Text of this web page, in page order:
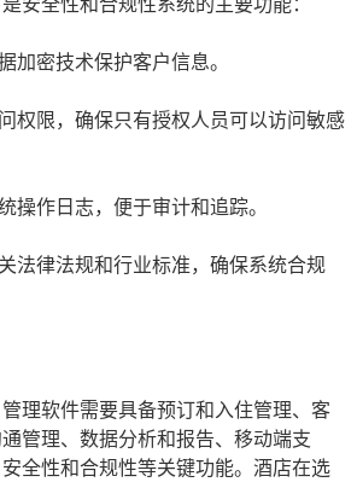
加密技术保护客户信息。
权限，确保只有授权人员可以访问敏感
操作日志，便于审计和追踪。
法律法规和行业标准，确保系统合规
理软件需要具备预订和入住管理、客
管理、数据分析和报告、移动端支
全性和合规性等关键功能。酒店在选